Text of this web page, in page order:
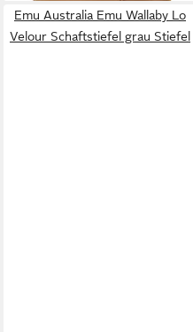
Emu Australia Emu Wallaby Lo
Velour Schaftstiefel grau Stiefel